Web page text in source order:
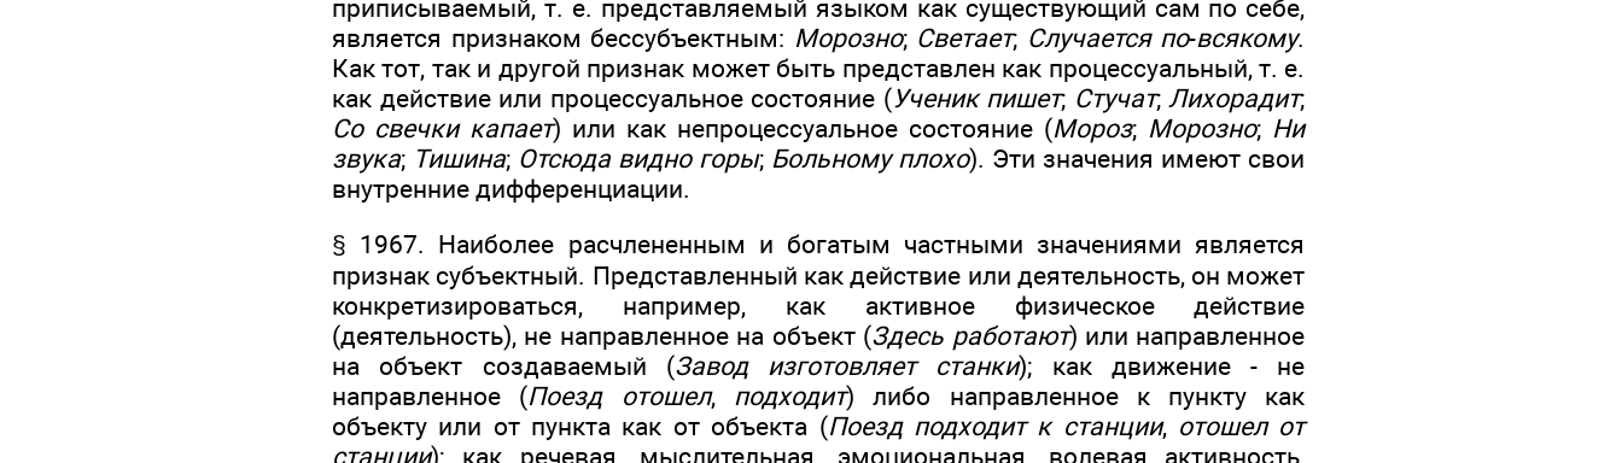
приписываемый, т. е. представляемый языком как существующий сам по себе,
является признаком бессубъектным: Морозно; Светает; Случается по-всякому.
Как тот, так и другой признак может быть представлен как процессуальный, т. е.
как действие или процессуальное состояние (Ученик пишет; Стучат;Лихорадит;
Со свечки капает) или как непроцессуальное состояние (Мороз; Морозно; Ни
звука; Тишина; Отсюда видно горы; Больному плохо). Эти значения имеют свои
внутренние дифференциации.
§ 1967. Наиболее расчлененным и богатым частными значениями является
признак субъектный. Представленный как действие или деятельность, он может
конкретизироваться, например, как активное физическое действие
(деятельность), не направленное на объект (Здесь работают) или направленное
на объект создаваемый (Завод изготовляет станки); как движение - не
направленное (Поезд отошел, подходит) либо направленное к пункту как
объекту или от пункта как от объекта (Поезд подходит к станции, отошел от
станции); как речевая, мыслительная, эмоциональная, волевая активность,